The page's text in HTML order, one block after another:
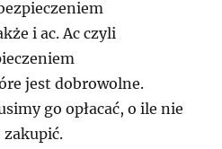
i ac. Ac czyli
jest dobrowolne.
go opłacać, o ile nie
zakupić.